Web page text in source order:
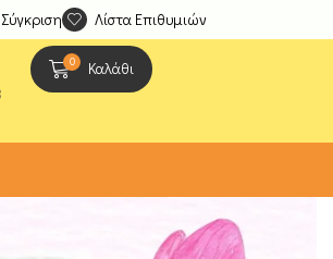
μοναδικές δημιουργίες από τους
Σύγκριση Λίστα Επιθυμιών
0 Καλάθι